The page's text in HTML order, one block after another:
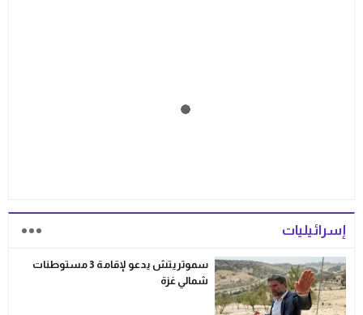
إسرائيليات
سموتريتش يدعو لإقامة 3 مستوطنات
شمالي غزة